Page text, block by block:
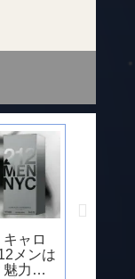
キャロ
メンは
力と